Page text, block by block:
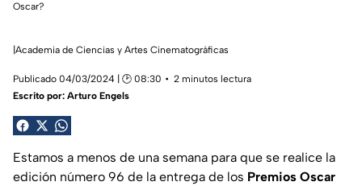
Oscar?
|Academia de Ciencias y Artes Cinematográficas
Publicado 04/03/2024 | 🕑 08:30
2 minutos lectura
Escrito por: Arturo Engels
Estamos a menos de una semana para que se realice la
edición número 96 de la entrega de los Premios Oscar